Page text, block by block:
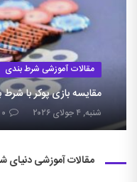
مقالات آموزشی شرط بندی
مقایسه بازی پوکر با
شنبه, ۴ جولای ۲۰۲۶ ۰
مقالات آموزشی دنیای